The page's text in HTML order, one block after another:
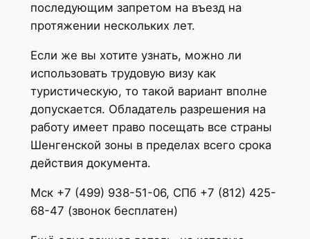
последующим запретом на въезд на
протяжении нескольких лет.
Если же вы хотите узнать, можно ли
использовать трудовую визу как
туристическую, то такой вариант вполне
допускается. Обладатель разрешения на
работу имеет право посещать все страны
Шенгенской зоны в пределах всего срока
действия документа.
Мск +7 (499) 938-51-06, СПб +7 (812) 425-
68-47 (звонок бесплатен)